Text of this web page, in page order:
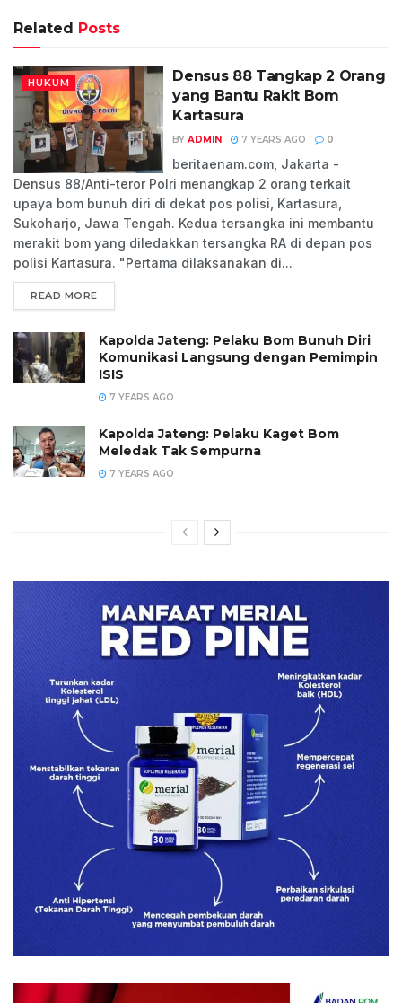
Related Posts
HUKUM
Densus 88 Tangkap 2 Orang
yang Bantu Rakit Bom
Kartasura
BY ADMIN 7 YEARS AGO 0
beritaenam.com, Jakarta -
Densus 88/Anti-teror Polri menangkap 2 orang terkait
upaya bom bunuh diri di dekat pos polisi, Kartasura,
Sukoharjo, Jawa Tengah. Kedua tersangka ini membantu
merakit bom yang diledakkan tersangka RA di depan pos
polisi Kartasura. "Pertama dilaksanakan di...
READ MORE
Kapolda Jateng: Pelaku Bom Bunuh Diri
Komunikasi Langsung dengan Pemimpin
ISIS
7 YEARS AGO
Kapolda Jateng: Pelaku Kaget Bom
Meledak Tak Sempurna
7 YEARS AGO